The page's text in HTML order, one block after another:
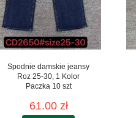
Spodnie damskie jeansy
Roz 25-30, 1 Kolor
Paczka 10 szt
61.00 zł